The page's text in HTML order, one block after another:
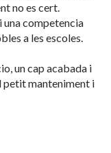
no es cert.
una competencia
a les escoles.
un cap acabada i
petit manteniment i